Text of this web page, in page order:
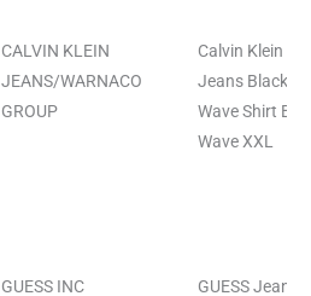
CALVIN KLEIN
JEANS/WARNACO
GROUP
Calvin Klein
Jeans Black
Wave Shirt
Wave XXL
GUESS INC
GUESS Jeans,